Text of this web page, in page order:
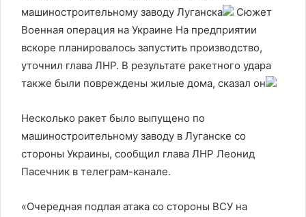
машиностроительному заводу Луганска
Сюжет
Военная операция на Украине На предприятии
вскоре планировалось запустить производство,
уточнил глава ЛНР. В результате ракетного удара
также были повреждены жилые дома, сказал он
Несколько ракет было выпущено по
машиностроительному заводу в Луганске со
стороны Украины, сообщил глава ЛНР Леонид
Пасечник в телеграм-канале.
«Очередная подлая атака со стороны ВСУ на